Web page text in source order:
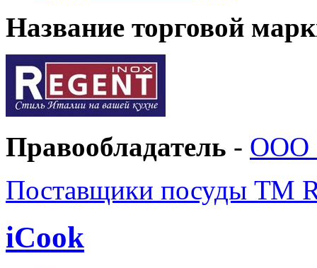
Название торговой
Правообладатель - ООО
Поставщики посуды ТМ
iCook